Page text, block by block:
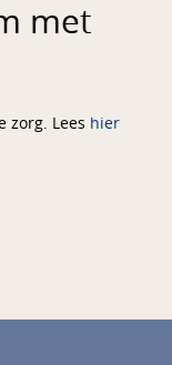
met
zorg. Lees hier